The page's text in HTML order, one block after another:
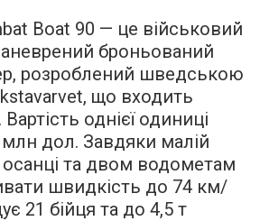
Boat 90 — це військовий
броньований
розроблений шведською
що входить
однієї одиниці
дол. Завдяки малій
осанці та двом водометам
швидкість до 74 км/
21 бійця та до 4,5 т